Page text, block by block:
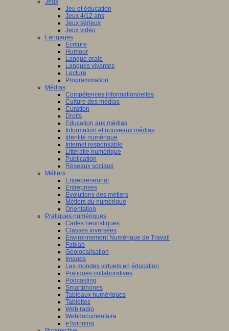
Jeux
Jeu et éducation
Jeux 4/12 ans
Jeux sérieux
Jeux vidéo
Langages
Ecriture
Humour
Langue orale
Langues vivantes
Lecture
Programmation
Médias
Compétences informationnelles
Culture des médias
Curation
Droits
Education aux médias
Information et nouveaux médias
Identité numérique
Internet responsable
Littératie numérique
Publication
Réseaux sociaux
Métiers
Entrepreneuriat
Entreprises
Evolutions des métiers
Métiers du numérique
Orientation
Pratiques numériques
Cartes heuristiques
Classes inversées
Environnement Numérique de Travail
Fablab
Géolocalisation
Images
Les mondes virtuels en éducation
Pratiques collaboratives
Podcasting
Smartphones
Tableaux numériques
Tablettes
Web radio
Webdocumentaire
eTwinning